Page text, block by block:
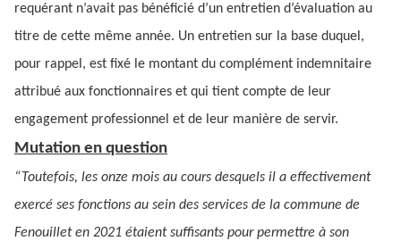
requérant n’avait pas bénéficié d’un entretien d’évaluation au
titre de cette même année. Un entretien sur la base duquel,
pour rappel, est fixé le montant du complément indemnitaire
attribué aux fonctionnaires et qui tient compte de leur
engagement professionnel et de leur manière de servir.
Mutation en question
“Toutefois, les onze mois au cours desquels il a effectivement
exercé ses fonctions au sein des services de la commune de
Fenouillet en 2021 étaient suffisants pour permettre à son